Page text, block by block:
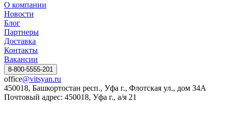
О компании
Новости
Блог
Партнеры
Доставка
Контакты
Вакансии
8-800-5555-201
office@vitsyan.ru
450018, Башкортостан респ., Уфа г., Флотская ул., дом 34А
Почтовый адрес: 450018, Уфа г., а/я 21